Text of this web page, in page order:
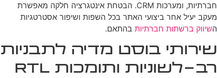
חברתיות, ומערכות CRM. הבטחת אינטגרציה חלקה מאפשרת
מעקב יעיל אחר ביצועי האתר בכל השפות ושיפור אסטרטגיות
השיווק ברשתות חברתיות בהתאם.
שירותי בוסט מדיה לתבניות
רב-לשוניות ותומכות RTL